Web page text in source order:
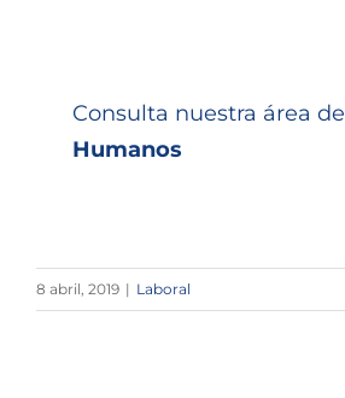
Consulta nuestra área de
Humanos
8 abril, 2019 | Laboral